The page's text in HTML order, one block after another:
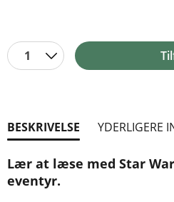
1
BESKRIVELSE YDERLIGERE
Lær at læse med Star
eventyr.